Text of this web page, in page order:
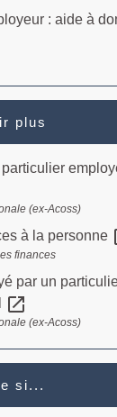
: aide à
plus
(ex-Acoss)
à la personne
finances
par un
open_in_new
(ex-Acoss)
si...